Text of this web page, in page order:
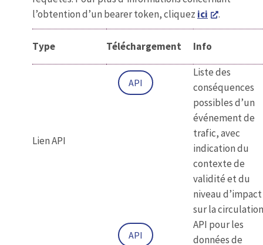
l’obtention d’un bearer token, cliquez ici .
Type Téléchargement Info
Lien API
API
Liste des
conséquences
possibles d’un
événement de
trafic, avec
indication du
contexte de
validité et du
niveau d’impact
sur la
API
API pour les
données de